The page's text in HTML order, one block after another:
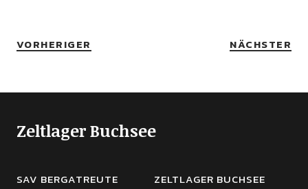
VORHERIGER NÄCHSTER
Zeltlager Buchsee
SAV BERGATREUTE ZELTLAGER BUCHSEE